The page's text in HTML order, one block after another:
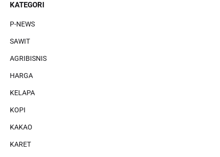
KATEGORI
P-NEWS
SAWIT
AGRIBISNIS
HARGA
KELAPA
KOPI
KAKAO
KARET